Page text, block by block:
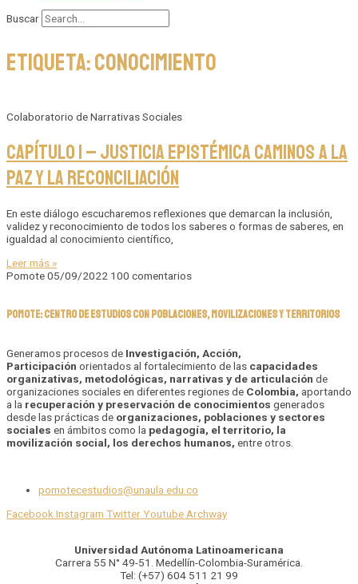
Buscar
Etiqueta: Conocimiento
Colaboratorio de Narrativas Sociales
Capítulo 1 – Justicia Epistémica Caminos a la
Paz y la Reconciliación
En este diálogo escucharemos reflexiones que demarcan la inclusión,
validez y reconocimiento de todos los saberes o formas de saberes, en
igualdad al conocimiento científico,
Leer más »
Pomote05/09/2022 100 comentarios
POMOTE: CENTRO DE ESTUDIOS CON POBLACIONES, MOVILIZACIONES Y TERRITORIOS
Generamos procesos de Investigación, Acción,
Participación orientados al fortalecimiento de las capacidades
organizativas, metodológicas, narrativas y de articulación de
organizaciones sociales en diferentes regiones de Colombia, aportando
a la recuperación y preservación de conocimientos generados
desde las prácticas de organizaciones, poblaciones y sectores
sociales en ámbitos como la pedagogía, el territorio, la
movilización social, los derechos humanos, entre otros.
pomotecestudios@unaula.edu.co
Facebook Instagram TwitterYoutube Archway
Universidad Autónoma Latinoamericana
Carrera 55 N° 49-51. Medellín-Colombia-Suramérica.
Tel: (+57) 604 511 21 99